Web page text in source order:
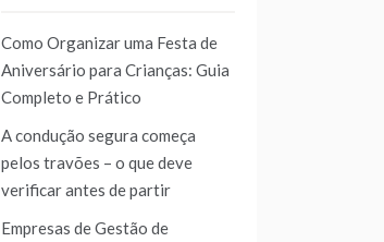
Como Organizar uma Festa de
Aniversário para Crianças: Guia
Completo e Prático
A condução segura começa
pelos travões – o que deve
verificar antes de partir
Empresas de Gestão de